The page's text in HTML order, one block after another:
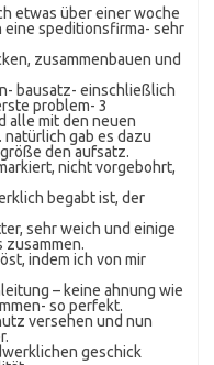
etwas über einer woche
eine speditionsfirma- sehr
zusammenbauen und
bausatz- einschließlich
problem- 3
alle mit den neuen
gab es dazu
den aufsatz.
nicht vorgebohrt,
begabt ist, der
sehr weich und einige
indem ich von mir
– keine ahnung wie
so perfekt.
versehen und nun
geschick